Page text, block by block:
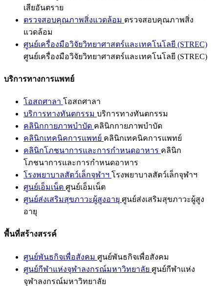
เสียอันตราย
ตรวจสอบคุณภาพสิ่งแวดล้อม ตรวจสอบคุณภาพสิ่ง
แวดล้อม
ศูนย์เครื่องมือวิจัยวิทยาศาสตร์และเทคโนโลยี (STREC)
ศูนย์เครื่องมือวิจัยวิทยาศาสตร์และเทคโนโลยี (STREC)
บริการทางการแพทย์
โอสถศาลา โอสถศาลา
บริการทางทันตกรรม บริการทางทันตกรรม
คลินิกกายภาพบำบัด คลินิกกายภาพบำบัด
คลินิกเทคนิคการแพทย์ คลินิกเทคนิคการแพทย์
คลินิกโภชนาการและการกำหนดอาหาร คลินิก
โภชนาการและการกำหนดอาหาร
โรงพยาบาลสัตว์เล็กจุฬาฯ โรงพยาบาลสัตว์เล็กจุฬาฯ
ศูนย์เอ็มเน็ต ศูนย์เอ็มเน็ต
ศูนย์ส่งเสริมสุขภาวะผู้สูงอายุ ศูนย์ส่งเสริมสุขภาวะผู้สูง
อายุ
พื้นที่สร้างสรรค์
ศูนย์พันธกิจเพื่อสังคม ศูนย์พันธกิจเพื่อสังคม
ศูนย์กีฬาแห่งจุฬาลงกรณ์มหาวิทยาลัย ศูนย์กีฬาแห่ง
จุฬาลงกรณ์มหาวิทยาลัย